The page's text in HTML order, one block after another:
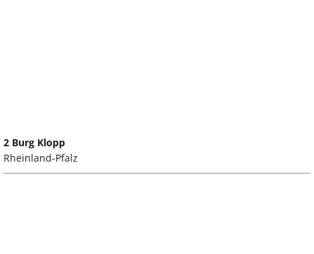
2 Burg Klopp
Rheinland-Pfalz